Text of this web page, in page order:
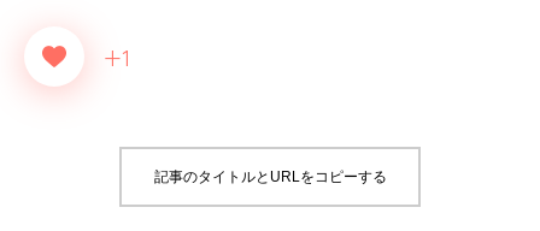
+1
記事のタイトルとURLをコピーする